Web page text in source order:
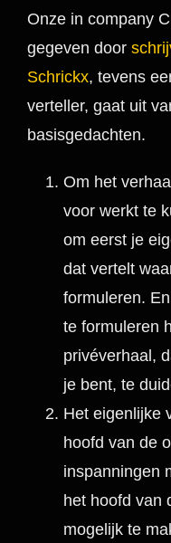
Onze in company
gegeven door
Schrickx, tevens
verteller, gaat uit
basisgedachten.
Om het
voor werkt te
om eerst je
dat vertelt
formuleren.
te formuleren
privéverhaal,
je bent, te
Het eigenlijke
hoofd van de
inspanningen
het hoofd van
mogelijk te